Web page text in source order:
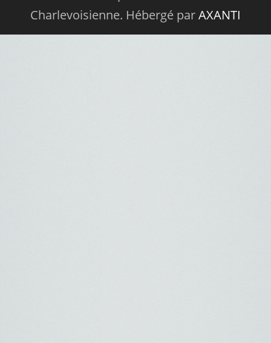
Charlevoisienne. Hébergé parAXANTI